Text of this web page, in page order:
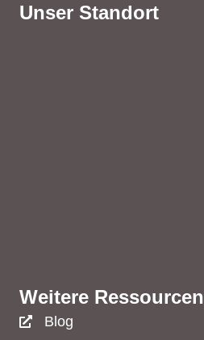
Unser Standort
Weitere Ressourcen
Blog